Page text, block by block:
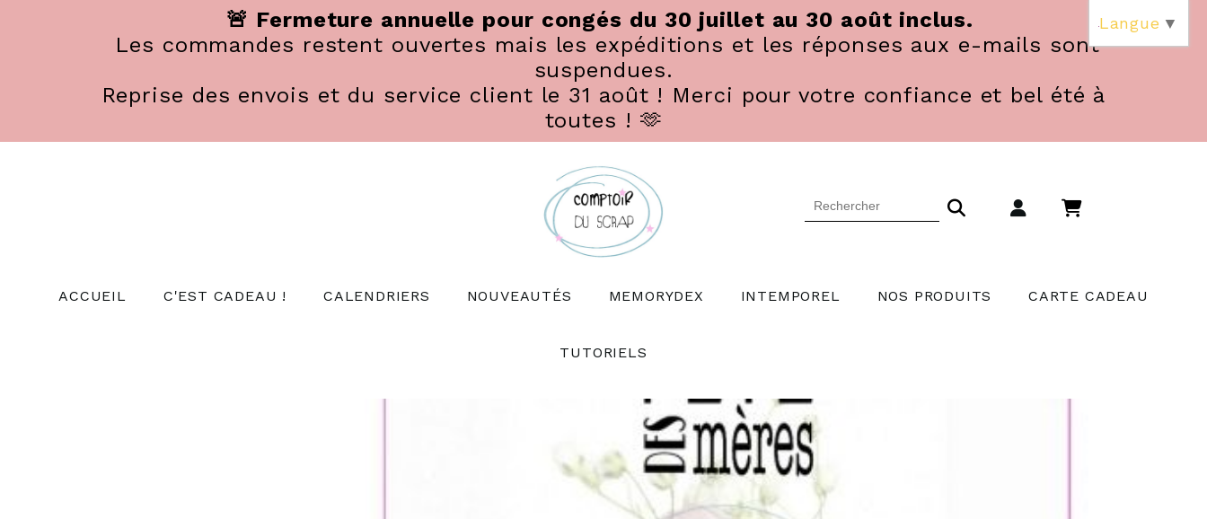
🚨 Fermeture annuelle pour congés du 30 juillet au 30 août inclus.
Les commandes restent ouvertes mais les expéditions et les réponses aux e-mails sont
suspendues.
Reprise des envois et du service client le 31 août ! Merci pour votre confiance et bel été à
toutes ! 🫶
ACCUEIL C'EST CADEAU ! CALENDRIERS NOUVEAUTÉS MEMORYDEX INTEMPOREL NOS PRODUITS CARTE CADEAU
TUTORIELS
Langue ▼